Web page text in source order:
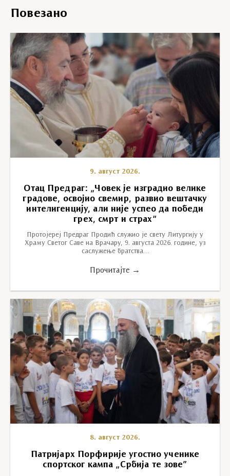
Повезано
9. август 2026.
Отац Предраг: „Човек је изградио велике
градове, освојио свемир, развио вештачку
интелигенцију, али није успео да победи
грех, смрт и страх“
Протојереј Предраг Продић служио је свету Литургију у
Храму Светог Саве на Врачару, 9. августа 2026. године, уз
саслужење братства…
Прочитајте →
8. август 2026.
Патријарх Порфирије угостио ученике
спортског кампа „Србија те зове”